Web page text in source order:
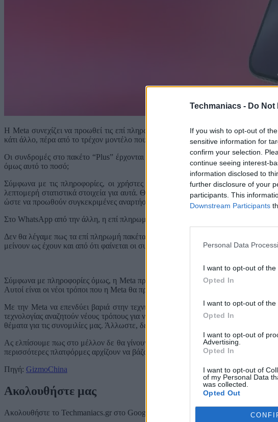
Techmaniacs - Do
If you wish to opt-out of
sensitive information for
confirm your selection.
continue seeing interest-
information disclosed to
further disclosure of your
participants. This
Downstream Participants
Personal Data
I want to opt-out of the
Opted In
I want to opt-out of the
Opted In
I want to opt-out of
Advertising.
Opted In
I want to opt-out of
of my Personal Data
was collected.
Opted Out
H Meta συνεχίζει να προωθεί τις επί πληρωμή συνδρομές στις εφαρμογές της,
κάτι άλλο, πέρα από το τρέχον μοντέλο που βασίζεται στις διαφημίσεις, ώστε να
Οι συνδρομές στο πακέτο “Plus” έρχονται με κόστος 3.99 δολάρια το μήνα για
όμως αυτό το ποσό;
Σύμφωνα με τις πληροφορίες, οι χρήστες θα μπορούν να διατηρούν τα Stories
λεπτομερή στατιστικά στοιχεία για αυτά. Θα μπορούν επίσης να αντιδρούμε με
ώστε να προωθούν συγκεκριμένες αναρτήσεις σε ένα μέρος των followers μόνο.
Στο WhatsApp από την άλλη, η επί πληρωμή υπηρεσία θα προσφέρει μεγαλύτερη
Δεν θα λέγαμε πως τα επί πληρωμή πακέτα προσφέρουν κάτι ιδιαίτερο μέχρι
μείνουν ως έχουν και από ότι φαίνεται οι συνδρομές σε Facebook και Instagram
Cosmote What’s
Σύμφωνα με πληροφορίες όμως, η Meta προσπαθεί να ενοποιήσει όλες της
Αυτοί είναι οι νέοι τρόποι που η Meta θα προσπαθήσει να αποφέρει κέρδη από την
Με την Meta να επενδύει βαριά στην τεχνητή νοημοσύνη, κάποια στιγμή αυτές
τεχνολογίας αναζητούν νέους τρόπους για να δημιουργήσουν έσοδα. Οι
θέματα για τις συνομιλίες μας. Άλλωστε, δεν είμαστε 10 χρονών πλέον.
Ας ελπίσουμε πως στο μέλλον δε θα γίνουν συνδρομητικές οι υ0πηρεσίες της
περισσότερες πλατφόρμες αρχίζουν να βάζουν συνδρομές και αυτό αρχίζει να
Πηγή: GizmoChina
Ακολουθήστε μας
Ακολουθήστε το Techmaniacs.gr στο Google News για να διαβάζετε πρώτοι όλα